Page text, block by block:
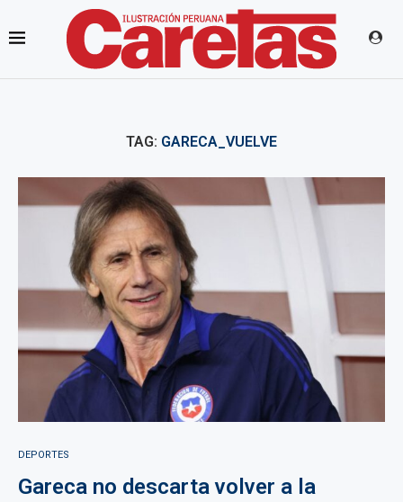
TAG: GARECA_VUELVE
DEPORTES
Gareca no descarta volver a la